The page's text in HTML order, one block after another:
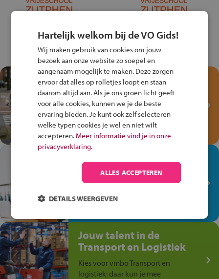
Test je kennis met het
Fiets Veilig
Verkeersspel!
Speel het Fiets Veilig Verkeersspel
en win een Cortina-fiets!
plek!
Ontdek via het vmbo jouw talent
op de winkelvloer, waar elke dag
Jouw talent in de
Transport en Logistiek
Kies voor vmbo Transport en
logistiek: daar kun je mee
Hartelijk welkom bij de VO Gids!
Wij maken gebruik van cookies om jouw
bezoek aan onze website zo soepel en
aangenaam mogelijk te maken. Deze zorgen
ervoor dat alles op rolletjes loopt en staan
daarom altijd aan. Als je ons groen licht geeft
voor alle cookies, kunnen we je de beste
ervaring bieden. Je kunt ook zelf selecteren
welke typen cookies je wel en niet wilt
accepteren. Meer informatie vind je in onze
privacyverklaring.
ALLES ACCEPTEREN
DETAILS WEERGEVEN